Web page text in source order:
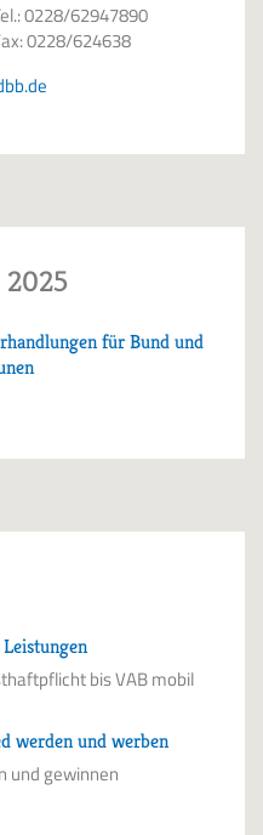
0228/62947890
0228/624638
2025
für Bund und
bis VAB mobil
werden und werben
und gewinnen